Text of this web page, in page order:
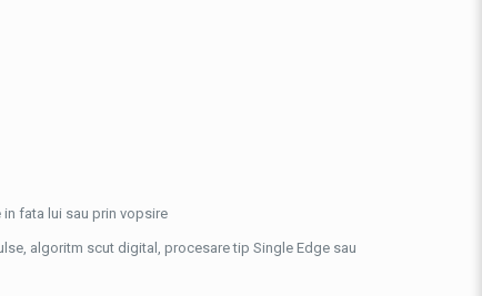
fata lui sau prin vopsire
algoritm scut digital, procesare tip Single Edge sau